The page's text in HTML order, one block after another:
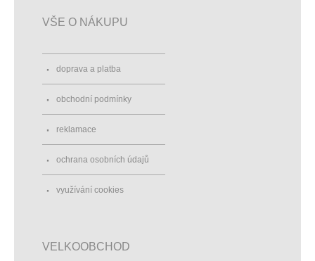
VŠE O NÁKUPU
doprava a platba
obchodní podmínky
reklamace
ochrana osobních údajů
využívání cookies
VELKOOBCHOD